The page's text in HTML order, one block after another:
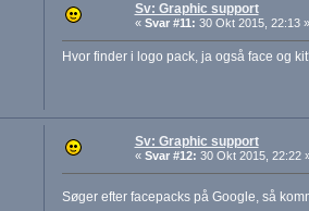
Sv: Graphic support
« Svar #11: 30 Okt 2015, 22:13 »
Hvor finder i logo pack, ja også face og
Sv: Graphic support
« Svar #12: 30 Okt 2015, 22:22
Søger efter facepacks på Google, så